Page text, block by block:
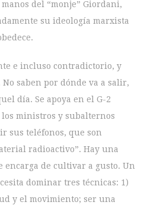
del “monje” Giordani,
su ideología marxista
e incluso contradictorio, y
saben por dónde va a salir,
día. Se apoya en el G-2
ministros y subalternos
sus teléfonos, que son
radioactivo”. Hay una
encarga de cultivar a gusto. Un
dominar tres técnicas: 1)
y el movimiento; ser una